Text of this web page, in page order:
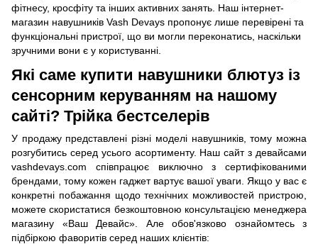
фітнесу, кросфіту та інших активних занять. Наш інтернет-
магазин навушників Vash Devays пропонує лише перевірені та
функціональні пристрої, що ви могли переконатись, наскільки
зручними вони є у користуванні.
Які саме купити навушники блютуз із
сенсорним керуванням на нашому
сайті? Трійка бестселерів
У продажу представлені різні моделі навушників, тому можна
розгубитись серед усього асортименту. Наш сайт з девайсами
vashdevays.com співпрацює виключно з сертифікованими
брендами, тому кожен гаджет вартує вашої уваги. Якщо у вас є
конкретні побажання щодо технічних можливостей пристрою,
можете скористатися безкоштовною консультацією менеджера
магазину «Ваш Девайс». Але обов'язково ознайомтесь з
підбіркою фаворитів серед наших клієнтів: